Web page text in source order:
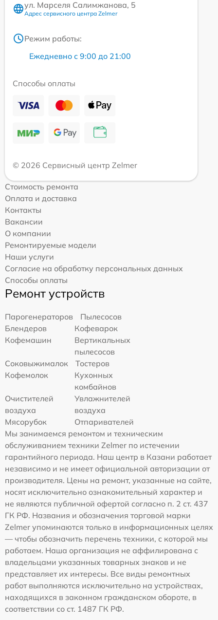
ул. Марселя Салимжанова, 5
Адрес сервисного центра Zelmer
Режим работы:
Ежедневно с 9:00 до 21:00
Способы оплаты
© 2026 Сервисный центр Zelmer
Стоимость ремонта
Оплата и доставка
Контакты
Вакансии
О компании
Ремонтируемые модели
Наши услуги
Согласие на обработку персональных данных
Способы оплаты
Ремонт устройств
Парогенераторов
Пылесосов
Блендеров
Кофеварок
Кофемашин
Вертикальных
пылесосов
Соковыжималок
Тостеров
Кофемолок
Кухонных
комбайнов
Очистителей
воздуха
Увлажнителей
воздуха
Мясорубок
Отпаривателей
Мы занимаемся ремонтом и техническим
обслуживанием техники Zelmer по истечении
гарантийного периода. Наш центр в Казани работает
независимо и не имеет официальной авторизации от
производителя. Цены на ремонт, указанные на сайте,
носят исключительно ознакомительный характер и
не являются публичной офертой согласно п. 2 ст. 437
ГК РФ. Названия и обозначения торговой марки
Zelmer упоминаются только в информационных целях
— чтобы обозначить перечень техники, с которой мы
работаем. Наша организация не аффилирована с
владельцами указанных товарных знаков и не
представляет их интересы. Все виды ремонтных
работ выполняются исключительно на устройствах,
находящихся в законном гражданском обороте, в
соответствии со ст. 1487 ГК РФ.